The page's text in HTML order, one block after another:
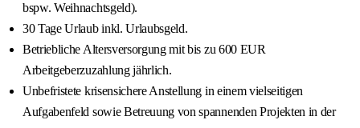
bspw. Weihnachtsgeld).
30 Tage Urlaub inkl. Urlaubsgeld.
Betriebliche Altersversorgung mit bis zu 600 EUR
Arbeitgeberzuzahlung jährlich.
Unbefristete krisensichere Anstellung in einem vielseitigen
Aufgabenfeld sowie Betreuung von spannenden Projekten in der